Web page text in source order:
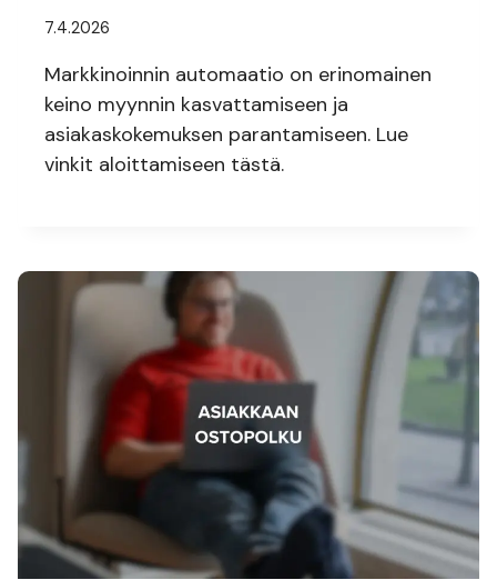
7.4.2026
Markkinoinnin automaatio on erinomainen
keino myynnin kasvattamiseen ja
asiakaskokemuksen parantamiseen. Lue
vinkit aloittamiseen tästä.